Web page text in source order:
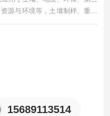
源与环境等，土壤制样、重金
15689113514